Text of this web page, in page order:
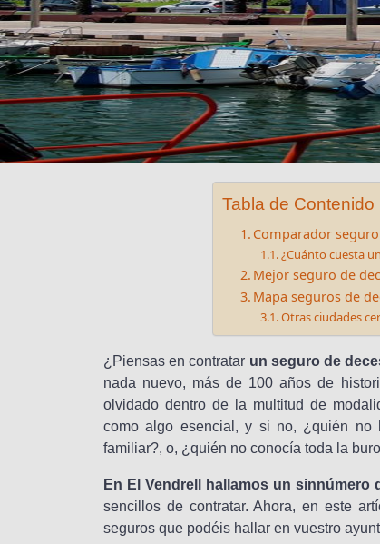
Tabla de Contenido
Comparador
¿Cuánto cuesta
Mejor seguro de
Mapa seguros de
Otras ciudades
¿Piensas en contratar un seguro de
nada nuevo, más de 100 años de
olvidado dentro de la multitud de
como algo esencial, y si no, ¿quién no
familiar?, o, ¿quién no conocía toda la
En El Vendrell hallamos un sinnúmero
sencillos de contratar. Ahora, en este
seguros que podéis hallar en vuestro